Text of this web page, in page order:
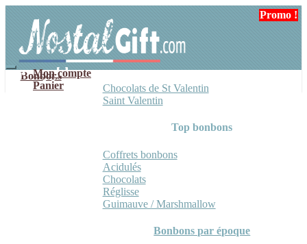
navigation
contenu
Mon compte
Panier
Bonbons
Chocolats de St Valentin
Saint Valentin
Top bonbons
Coffrets bonbons
Acidulés
Chocolats
Réglisse
Guimauve / Marshmallow
Bonbons par époque
Promo !
Promo !